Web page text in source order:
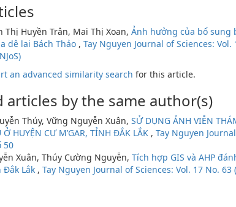
Thị Huyền Trân, Mai Thị Xoan, Ảnh hưởng của bổ sung
dê lai Bách Thảo , Tay Nguyen Journal of Sciences: Vol.
an advanced similarity search for this article.
articles by the same author(s)
Thúy, Vững Nguyễn Xuân, SỬ DỤNG ẢNH VIỄN
Ở HUYỆN CƯ M’GAR, TỈNH ĐẮK LẮK , Tay Nguyen
50
Xuân, Thúy Cường Nguyễn, Tích hợp GIS và AHP
Đắk Lắk , Tay Nguyen Journal of Sciences: Vol. 17 No. 63